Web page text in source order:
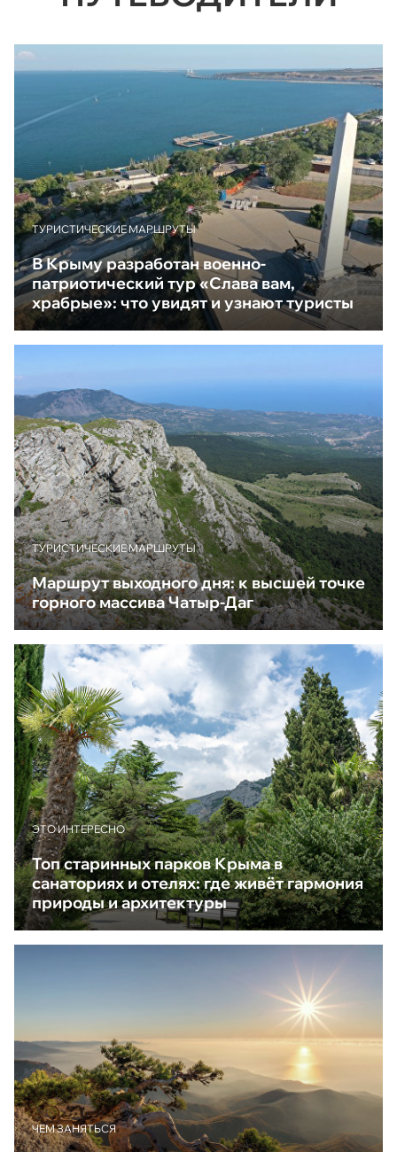
ТУРИСТИЧЕСКИЕ МАРШРУТЫ
В Крыму разработан военно-
патриотический тур «Слава вам,
храбрые»: что увидят и узнают туристы
ТУРИСТИЧЕСКИЕ МАРШРУТЫ
Маршрут выходного дня: к высшей точке
горного массива Чатыр-Даг
ЭТО ИНТЕРЕСНО
Топ старинных парков Крыма в
санаториях и отелях: где живёт гармония
природы и архитектуры
ЧЕМ ЗАНЯТЬСЯ